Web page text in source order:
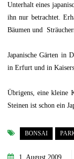
Unterhalt eines
ihn nur betrachtet.
Bäumen und
Japanische Gärten in
in Erfurt und in
Übrigens, eine kleine
Steinen ist schon ein
BONSAI
1. August 2009